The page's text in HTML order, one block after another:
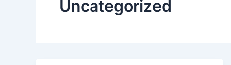
Uncategorized